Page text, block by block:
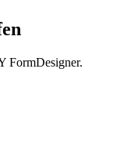
FormDesigner.